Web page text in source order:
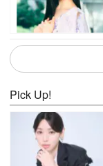
Pick Up!